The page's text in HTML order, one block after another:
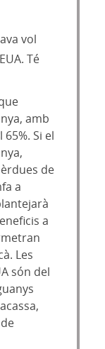
vol
Té
amb
Si el
de
a
a
Les
són del